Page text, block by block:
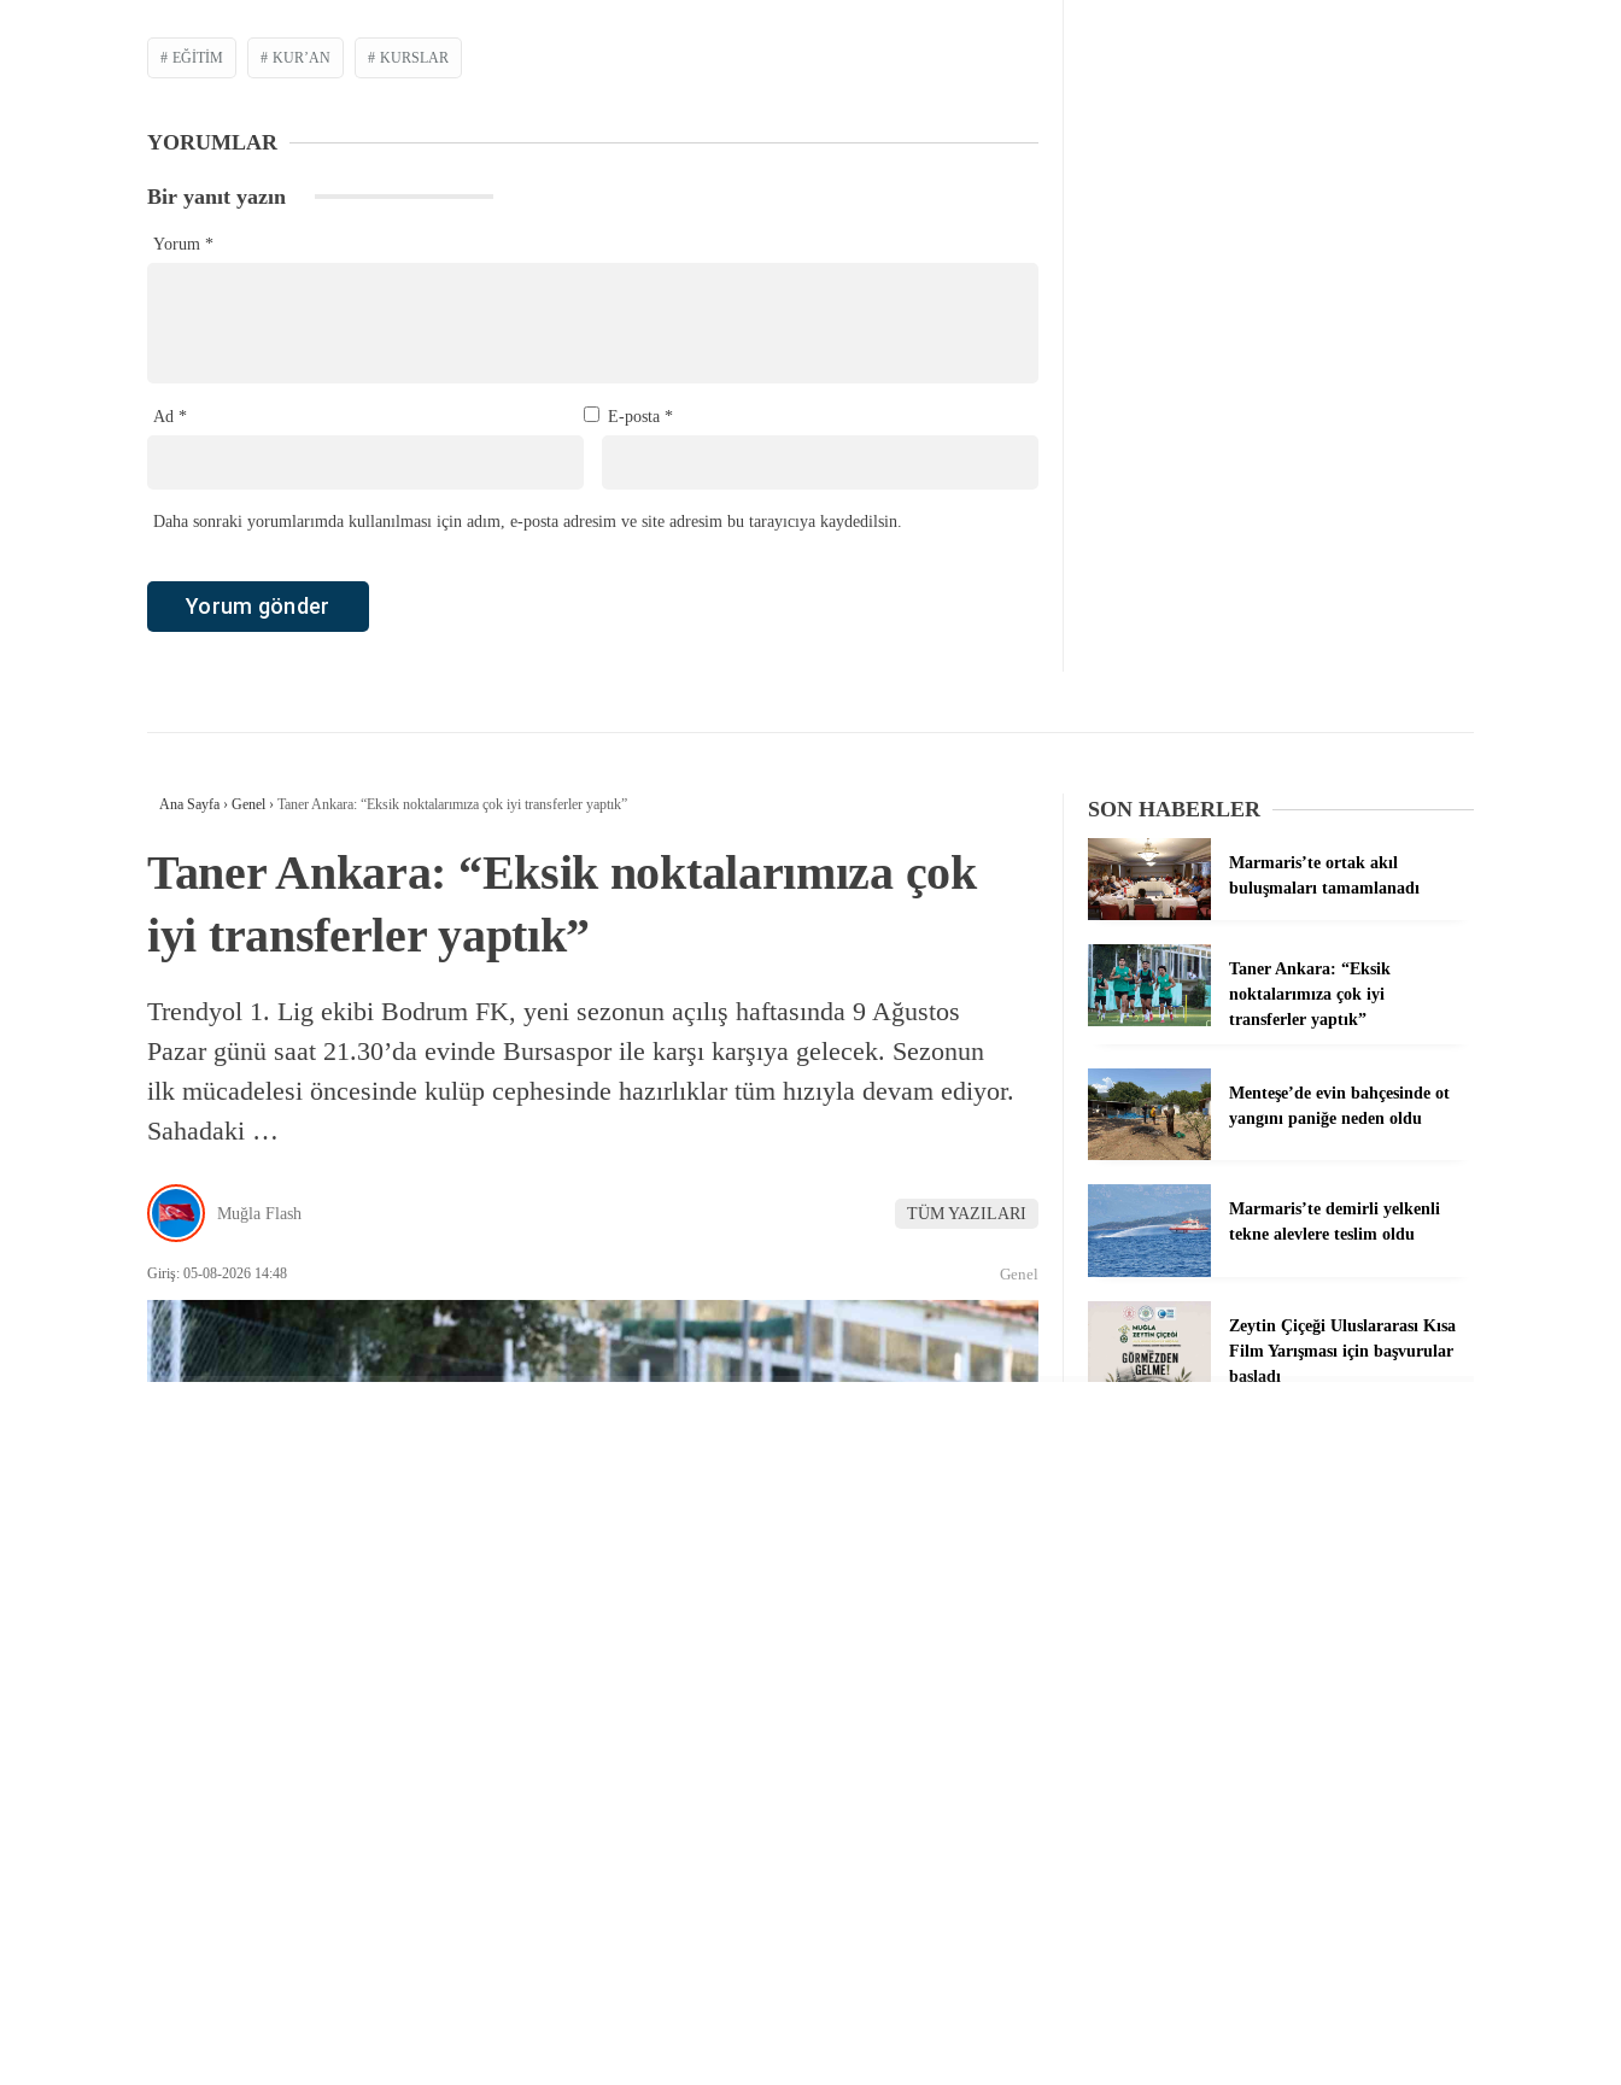
EĞITIM KUR’AN KURSLAR
YORUMLAR
Bir yanıt yazın
Yorum *
Ad * E-posta *
Daha sonraki yorumlarımda kullanılması için adım, e-posta adresim ve site adresim bu tarayıcıya kaydedilsin.
Ana Sayfa › Genel › Taner Ankara: “Eksik noktalarımıza çok iyi transferler yaptık”
Taner Ankara: “Eksik noktalarımıza çok
iyi transferler yaptık”
Trendyol 1. Lig ekibi Bodrum FK, yeni sezonun açılış haftasında 9 Ağustos
Pazar günü saat 21.30’da evinde Bursaspor ile karşı karşıya gelecek. Sezonun
ilk mücadelesi öncesinde kulüp cephesinde hazırlıklar tüm hızıyla devam ediyor.
Sahadaki …
Muğla Flash TÜM YAZILARI
Giriş: 05-08-2026 14:48 Genel
SON HABERLER
Marmaris’te ortak akıl
buluşmaları tamamlanadı
Taner Ankara: “Eksik
noktalarımıza çok iyi
transferler yaptık”
Menteşe’de evin bahçesinde ot
yangını paniğe neden oldu
Marmaris’te demirli yelkenli
tekne alevlere teslim oldu
Zeytin Çiçeği Uluslararası Kısa
Film Yarışması için başvurular
başladı